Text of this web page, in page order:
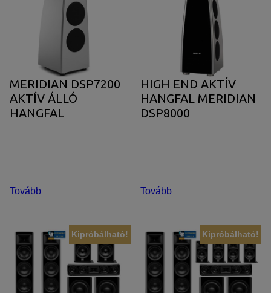
MERIDIAN DSP7200
AKTÍV ÁLLÓ
HANGFAL
Tovább
HIGH END AKTÍV
HANGFAL MERIDIAN
DSP8000
Tovább
Kipróbálható! Kipróbálható!
JBL SUMMIT
JBL SYNTHESIS
JBL BEÉPÍTHETŐ HANGSZÓRÓ
REVEL
MADVR
MERIDIAN
TÖBBCSATORNÁS VÉGERŐSÍTŐ
MÉDIALEJÁTSZÓ
OTTHONI MOZIFOTEL
BEÉPÍTHETŐ HANGSZÓRÓ
BEÉPÍTHETŐ HANGSZÓRÓ
HIFI DA KONVERTER
HÁLÓZATI MÉDIALEJÁTSZÓ
CD LEJÁTSZÓ